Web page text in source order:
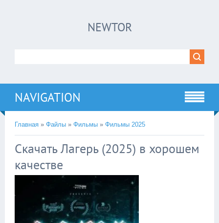
NEWTOR
NAVIGATION
Главная » Файлы » Фильмы » Фильмы 2025
Скачать Лагерь (2025) в хорошем
качестве
!!!Если Вы с телефона сперва нажмите на